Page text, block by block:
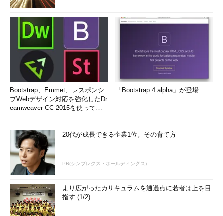
Bootstrap、Emmet、レスポンシ
ブWebデザイン対応を強化したDr
eamweaver CC 2015を使って
「Bootstrap 4 alpha」が登場
20代が成長できる企業1位。その育て方
PR(シンプレクス・ホールディングス)
より広がったカリキュラムを通過点に若者は上を目
指す (1/2)